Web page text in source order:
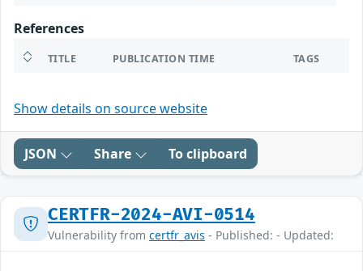
References
TITLE PUBLICATION TIME TAGS
Show details on source website
JSON Share To clipboard
CERTFR-2024-AVI-0514
Vulnerability from certfr_avis - Published: - Updated: